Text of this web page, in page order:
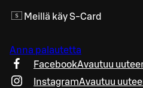
Meillä käy S-Card
Anna palautetta
FacebookAvautuu
InstagramAvautuu